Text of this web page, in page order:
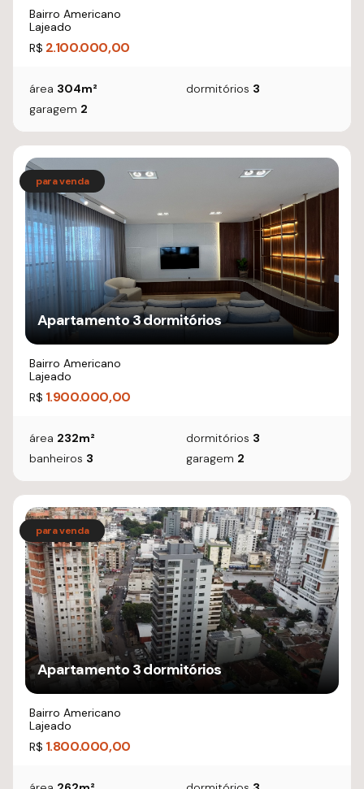
Bairro Americano
Lajeado
R$ 2.100.000,00
área 304m² dormitórios 3
garagem 2
Apartamento 3 dormitórios
Bairro Americano
Lajeado
R$ 1.900.000,00
área 232m² dormitórios 3
banheiros 3 garagem 2
Apartamento 3 dormitórios
Bairro Americano
Lajeado
R$ 1.800.000,00